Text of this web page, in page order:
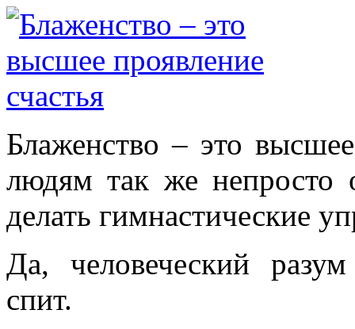
Блаженство – это
людям так же непросто
делать гимнастические
Да, человеческий
спит.